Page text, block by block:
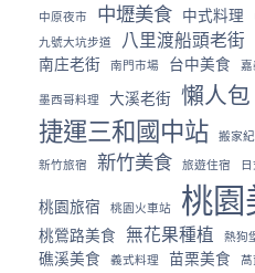
中原夜市 中壢美食 中式料理
九號大坑步道 八里渡船頭老街
南庄老街
南門市場 台中美食 嘉
墨西哥料理 大溪老街 懶人包
捷運三和國中站 搬家
新竹旅宿 新竹美食 旅遊住宿
桃園旅宿 桃園火車站 桃園
桃鶯路美食 無花果種植 熱狗
礁溪美食 義式料理 苗栗美食 萵